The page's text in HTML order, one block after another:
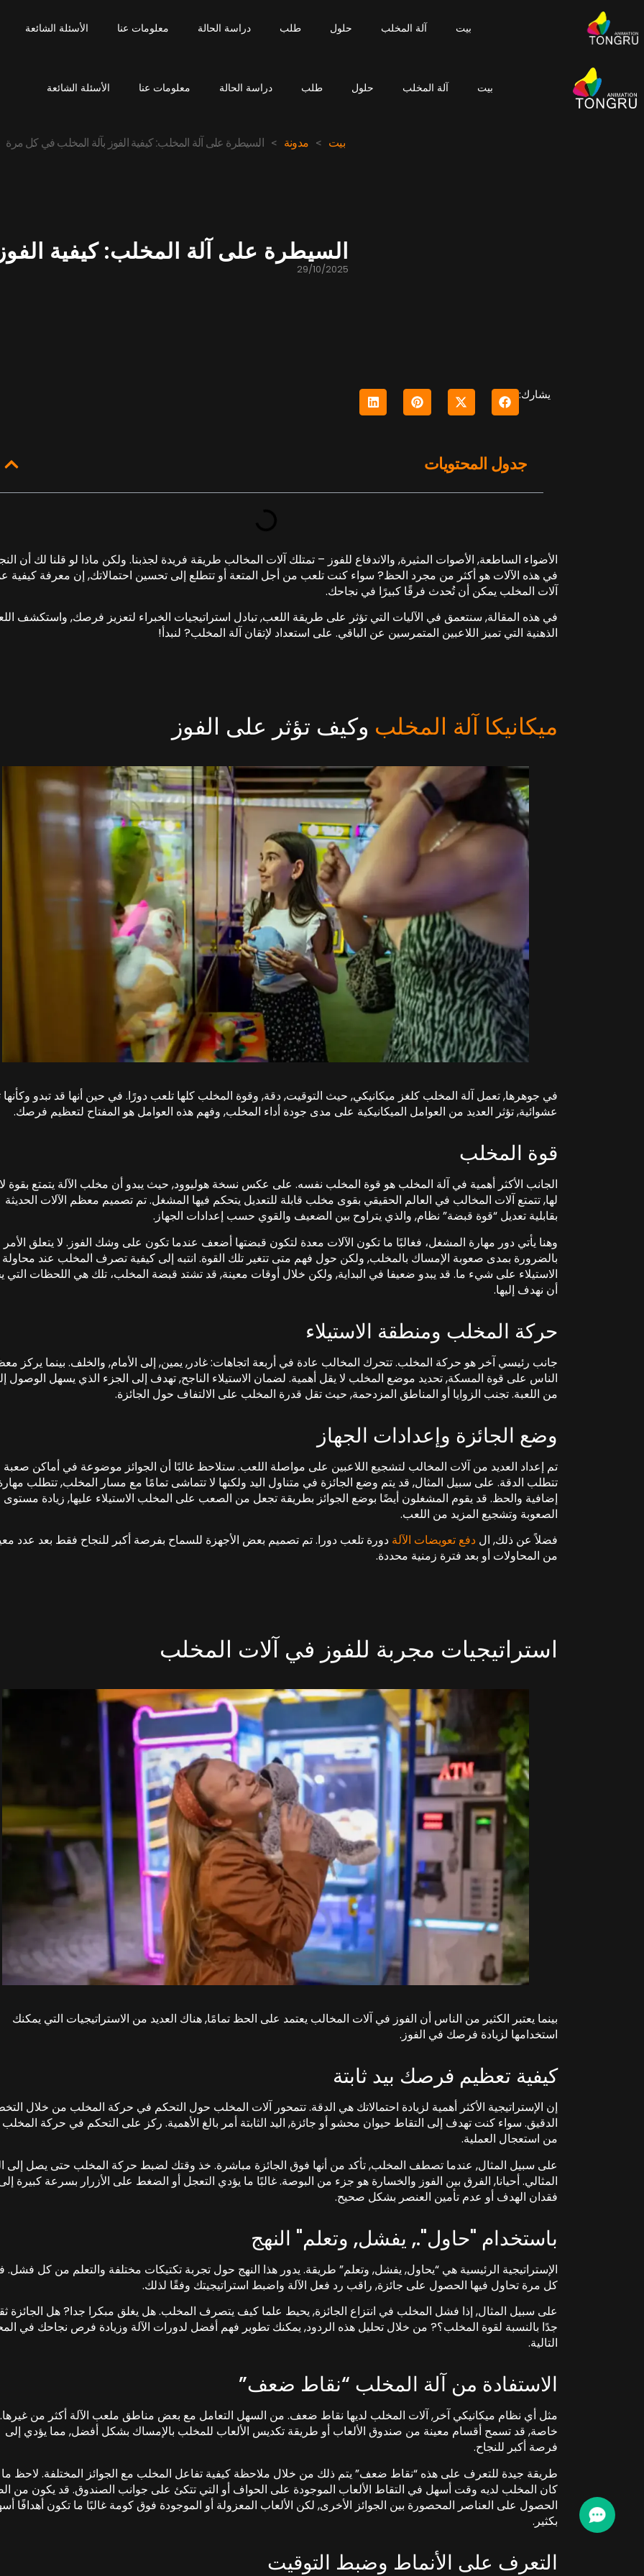
بيت آلة المخلب حلول طلب دراسة الحالة معلومات عنا الأسئلة الشائعة
بيت آلة المخلب حلول طلب دراسة الحالة معلومات عنا الأسئلة الشائعة
بيت > مدونة > السيطرة على آلة المخلب: كيفية الفوز بآلة المخلب في كل مرة
السيطرة على آلة المخلب: كيفية
29/10/2025
يشارك:
جدول المحتويات
الأضواء الساطعة, الأصوات المثيرة, والاندفاع للفوز – تمتلك آلات المخالب طريقة فريدة لجذبنا. ولكن ماذا لو قلنا لك أن
في هذه الآلات هو أكثر من مجرد الحظ? سواء كنت تلعب من أجل المتعة أو تتطلع إلى تحسين احتمالاتك, إن معرفة كيفية
آلات المخلب يمكن أن تُحدث فرقًا كبيرًا في نجاحك.
في هذه المقالة, سنتعمق في الآليات التي تؤثر على طريقة اللعب, تبادل استراتيجيات الخبراء لتعزيز فرصك, واستكشف
الذهنية التي تميز اللاعبين المتمرسين عن الباقي. على استعداد لإتقان آلة المخلب? لنبدأ!
ميكانيكا آلة المخلب وكيف تؤثر على الفوز
في جوهرها, تعمل آلة المخلب كلغز ميكانيكي, حيث التوقيت, دقة, وقوة المخلب كلها تلعب دورًا. في حين أنها قد تبدو وكأنها
عشوائية, تؤثر العديد من العوامل الميكانيكية على مدى جودة أداء المخلب, وفهم هذه العوامل هو المفتاح لتعظيم فرصك.
قوة المخلب
الجانب الأكثر أهمية في آلة المخلب هو قوة المخلب نفسه. على عكس نسخة هوليوود, حيث يبدو أن مخلب الآلة يتمتع بقوة لا
لها, تتمتع آلات المخالب في العالم الحقيقي بقوى مخلب قابلة للتعديل يتحكم فيها المشغل. تم تصميم معظم الآلات الحديثة
بقابلية تعديل “قوة قبضة” نظام, والذي يتراوح بين الضعيف والقوي حسب إعدادات الجهاز.
وهنا يأتي دور مهارة المشغل، فغالبًا ما تكون الآلات معدة لتكون قبضتها أضعف عندما تكون على وشك الفوز. لا يتعلق الأمر
بالضرورة بمدى صعوبة الإمساك بالمخلب, ولكن حول فهم متى تتغير تلك القوة. انتبه إلى كيفية تصرف المخلب عند محاولة
الاستيلاء على شيء ما. قد يبدو ضعيفا في البداية, ولكن خلال أوقات معينة, قد تشتد قبضة المخلب، تلك هي اللحظات
أن نهدف إليها.
حركة المخلب ومنطقة الاستيلاء
جانب رئيسي آخر هو حركة المخلب. تتحرك المخالب عادة في أربعة اتجاهات: غادر, يمين, إلى الأمام, والخلف. بينما يركز
الناس على قوة المسكة, تحديد موضع المخلب لا يقل أهمية. لضمان الاستيلاء الناجح, تهدف إلى الجزء الذي يسهل الوصول
من اللعبة. تجنب الزوايا أو المناطق المزدحمة, حيث تقل قدرة المخلب على الالتفاف حول الجائزة.
وضع الجائزة وإعدادات الجهاز
تم إعداد العديد من آلات المخالب لتشجيع اللاعبين على مواصلة اللعب. ستلاحظ غالبًا أن الجوائز موضوعة في أماكن صعبة
تتطلب الدقة. على سبيل المثال, قد يتم وضع الجائزة في متناول اليد ولكنها لا تتماشى تمامًا مع مسار المخلب, تتطلب
إضافية والحظ. قد يقوم المشغلون أيضًا بوضع الجوائز بطريقة تجعل من الصعب على المخلب الاستيلاء عليها, زيادة مستوى
الصعوبة وتشجيع المزيد من اللعب.
فضلاً عن ذلك, ال دفع تعويضات الآلة دورة تلعب دورا. تم تصميم بعض الأجهزة للسماح بفرصة أكبر للنجاح فقط بعد عدد
من المحاولات أو بعد فترة زمنية محددة.
استراتيجيات مجربة للفوز في آلات المخلب
بينما يعتبر الكثير من الناس أن الفوز في آلات المخالب يعتمد على الحظ تمامًا, هناك العديد من الاستراتيجيات التي يمكنك
استخدامها لزيادة فرصك في الفوز.
كيفية تعظيم فرصك بيد ثابتة
إن الإستراتيجية الأكثر أهمية لزيادة احتمالاتك هي الدقة. تتمحور آلات المخلب حول التحكم في حركة المخلب من خلال
الدقيق. سواء كنت تهدف إلى التقاط حيوان محشو أو جائزة, اليد الثابتة أمر بالغ الأهمية. ركز على التحكم في حركة المخلب
من استعجال العملية.
على سبيل المثال, عندما تصطف المخلب, تأكد من أنها فوق الجائزة مباشرة. خذ وقتك لضبط حركة المخلب حتى يصل إلى
المثالي. أحيانا, الفرق بين الفوز والخسارة هو جزء من البوصة. غالبًا ما يؤدي التعجل أو الضغط على الأزرار بسرعة كبيرة
فقدان الهدف أو عدم تأمين العنصر بشكل صحيح.
باستخدام "حاول"., يفشل, وتعلم" النهج
الإستراتيجية الرئيسية هي “يحاول, يفشل, وتعلم” طريقة. يدور هذا النهج حول تجربة تكتيكات مختلفة والتعلم من كل فشل.
كل مرة تحاول فيها الحصول على جائزة, راقب رد فعل الآلة واضبط استراتيجيتك وفقًا لذلك.
على سبيل المثال, إذا فشل المخلب في انتزاع الجائزة, يحيط علما كيف يتصرف المخلب. هل يغلق مبكرا جدا? هل الجائزة
جدًا بالنسبة لقوة المخلب؟? من خلال تحليل هذه الردود, يمكنك تطوير فهم أفضل لدورات الآلة وزيادة فرص نجاحك في
التالية.
الاستفادة من آلة المخلب “نقاط ضعف”
مثل أي نظام ميكانيكي آخر, آلات المخلب لديها نقاط ضعف. من السهل التعامل مع بعض مناطق ملعب الآلة أكثر من غيرها.
خاصة, قد تسمح أقسام معينة من صندوق الألعاب أو طريقة تكديس الألعاب للمخلب بالإمساك بشكل أفضل, مما يؤدي إلى
فرصة أكبر للنجاح.
طريقة جيدة للتعرف على هذه “نقاط ضعف” يتم ذلك من خلال ملاحظة كيفية تفاعل المخلب مع الجوائز المختلفة. لاحظ ما
كان المخلب لديه وقت أسهل في التقاط الألعاب الموجودة على الحواف أو التي تتكئ على جوانب الصندوق. قد يكون من
الحصول على العناصر المحصورة بين الجوائز الأخرى, لكن الألعاب المعزولة أو الموجودة فوق كومة غالبًا ما تكون أهدافًا
بكثير.
التعرف على الأنماط وضبط التوقيت